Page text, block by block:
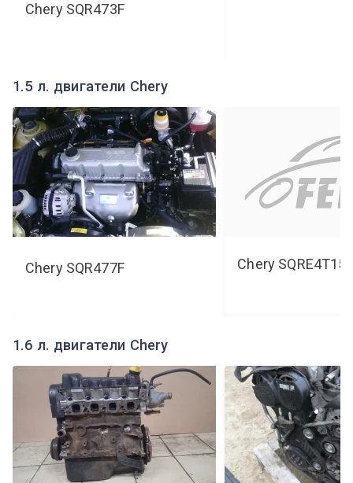
Chery SQR473F
1.5 л. двигатели Chery
Chery SQR477F Chery
1.6 л. двигатели Chery